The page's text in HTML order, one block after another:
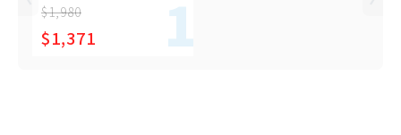
花灑 KB688+透明雙重除
顆）
$1,980
$1,371